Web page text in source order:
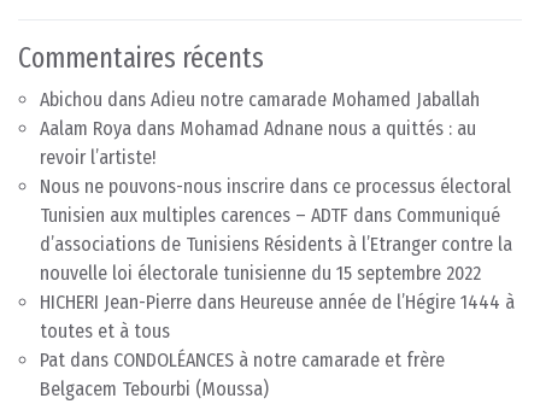
Commentaires récents
Abichou dans Adieu notre camarade Mohamed Jaballah
Aalam Roya dans Mohamad Adnane nous a quittés : au
revoir l’artiste!
Nous ne pouvons-nous inscrire dans ce processus électoral
Tunisien aux multiples carences – ADTF dans Communiqué
d’associations de Tunisiens Résidents à l’Etranger contre la
nouvelle loi électorale tunisienne du 15 septembre 2022
HICHERI Jean-Pierre dans Heureuse année de l’Hégire 1444 à
toutes et à tous
Pat dans CONDOLÉANCES à notre camarade et frère
Belgacem Tebourbi (Moussa)